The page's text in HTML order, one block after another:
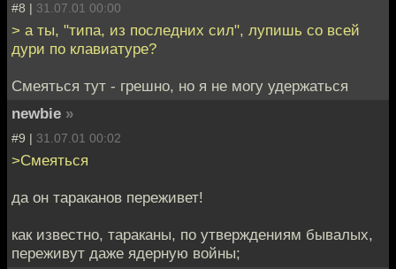
#8 | 31.07.01 00:00
> а ты, "типа, из последних сил", лупишь со всей
дури по клавиатуре?
Смеяться тут - грешно, но я не могу удержаться
newbie »
#9 | 31.07.01 00:02
>Смеяться
да он тараканов переживет!
как известно, тараканы, по утверждениям бывалых,
переживут даже ядерную войны;